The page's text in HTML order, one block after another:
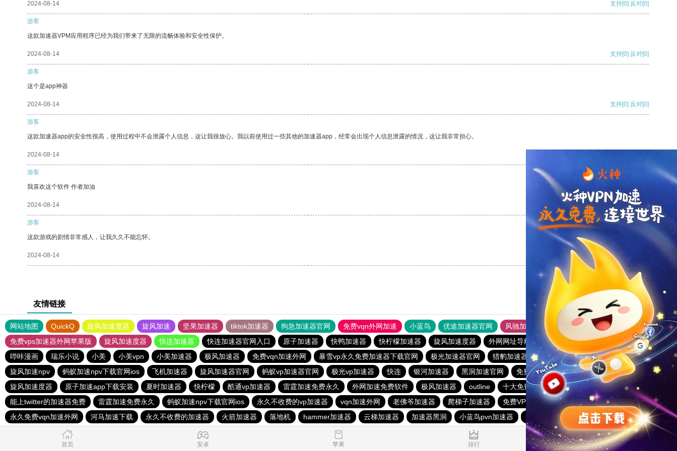
2024-08-14 支持[0] 反对[0]
游客
这款加速器VPM应用程序已经为我们带来了无限的流畅体验和安全性保护。
2024-08-14 支持[0] 反对[0]
游客
这个是app神器
2024-08-14 支持[0] 反对[0]
游客
这款加速器app的安全性很高，使用过程中不会泄露个人信息，这让我很放心。我以前使用过一些其他的加速器app，经常会出现个人信息泄露的情况，这让我非常担心。
2024-08-14
游客
我喜欢这个软件 作者加油
2024-08-14 支持 [0] 反对 [0]
游客
这款游戏的剧情非常感人，让我久久不能忘怀。
2024-08-14 支持
友情链接
网站地图 QuickQ 旋风加速度器 旋风加速 坚果加速器 tiktok加速器 狗急加速器官网 免费vqn外网加速 小蓝鸟 优途加速器官网 风驰加速器
旋风加速器
免费vps加速器外网苹果版
旋风加速度器 快连加速器 快连加速器官网入口 原子加速器 快鸭加速器 快柠檬加速器 旋风加速度器 外网网址导航 软件中心 雷霆加速
狂飙加速器
哔咔漫画
瑞乐小说 小美 小美vpn 小美加速器 极风加速器 免费vqn加速外网 暴雪vp永久免费加速器下载官网 极光加速器官网 猎豹加速器官网 飞鱼加速器
梯子软件免费
旋风加速npv
蚂蚁加速npv下载官网ios 飞机加速器 旋风加速器官网 蚂蚁vp加速器官网 极光vp加速器 快连 银河加速器 黑洞加速官网 免费梯子加速器
电报telegeram加速器
旋风加速度器
原子加速app下载安装 夏时加速器 快柠檬 酷通vp加速器 雷霆加速免费永久 外网加速免费软件 极风加速器 outline 十大免费加速神器
ios加速器
能上twitter的加速器免费
雷霆加速免费永久 蚂蚁加速npv下载官网ios 永久不收费的vp加速器 vqn加速外网 老佛爷加速器 爬梯子加速器 免费VP加速器
香蕉加速器官网正版
永久免费vqn加速外网
河马加速下载 永久不收费的加速器 火箭加速器 落地机 hammer加速器 云梯加速器 加速器黑洞 小蓝鸟pvn加速器 快连vp加速器
首页 安卓 苹果 排行 推荐